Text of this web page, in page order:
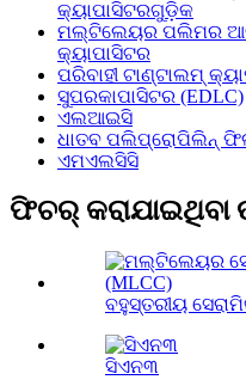
କ୍ୟାପାସିଟରଗୁଡ଼ିକ
ମଲ୍ଟିଲେୟର ପଲିମର
କ୍ୟାପାସିଟର
ପରିବାହୀ ଟାଣ୍ଟାଲମ୍
ସୁପରକାପାସିଟର (EDLC)
ଏଲଆଇସି
ଧାତବ ପଲିପ୍ରୋପିଲିନ୍
ଏମଏଲସିସି
ଫିଚର୍
ବହୁସ୍ତରୀୟ
ସିଏନ୩